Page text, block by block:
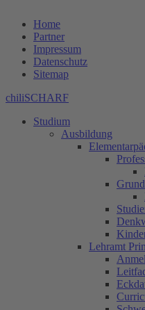
Home
Partner
Impressum
Datenschutz
Sitemap
chiliSCHARF
Studium
Ausbildung
Lehramt